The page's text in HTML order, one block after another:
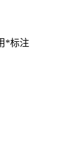
*标注